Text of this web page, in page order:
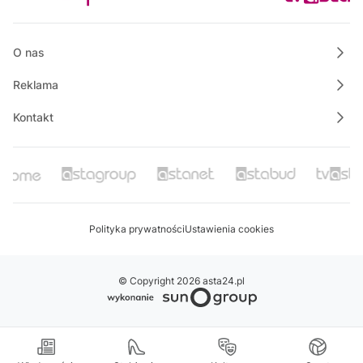
Wspólnie dla bezpieczeństwa Gminy Krajenka
14:30
O nas
Reklama
Kontakt
Polityka prywatnościUstawienia cookies
© Copyright 2026 asta24.pl